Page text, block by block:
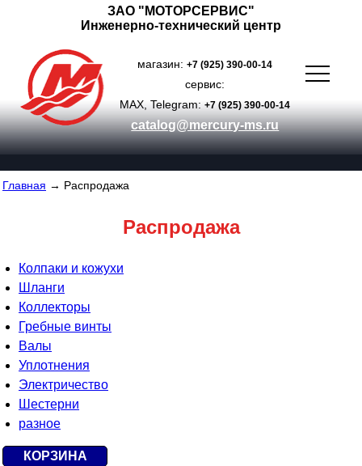
ЗАО "МОТОРСЕРВИС"
Инженерно-технический центр
магазин:+7 (925) 390-00-14
сервис:
MAX, Telegram:+7 (925) 390-00-14
catalog@mercury-ms.ru
Главная → Распродажа
Распродажа
Колпаки и кожухи
Шланги
Коллекторы
Гребные винты
Валы
Уплотнения
Электричество
Шестерни
разное
КОРЗИНА